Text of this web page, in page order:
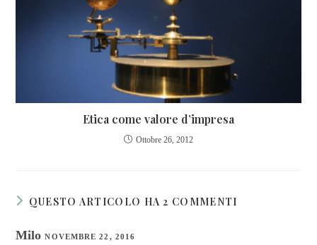
Etica come valore d’impresa
Ottobre 26, 2012
QUESTO ARTICOLO HA 2 COMMENTI
MiloNOVEMBRE 22, 2016